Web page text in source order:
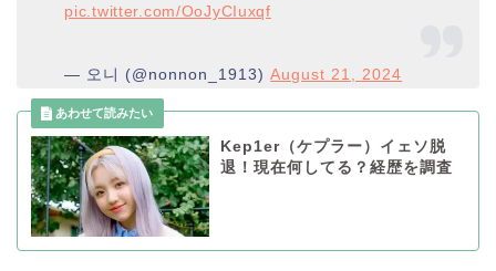
pic.twitter.com/OoJyCIuxqf
— 오니 (@nonnon_1913)August 21, 2024
Kep1er（ケプラー）イェソ脱
退！現在何してる？経歴を調査